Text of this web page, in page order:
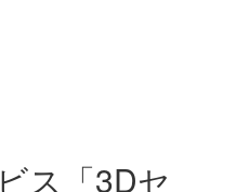
ス「3Dセ